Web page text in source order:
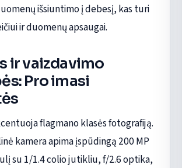
išsiuntimo į debesį, kas turi
ir duomenų apsaugai.
ir vaizdavimo
Pro imasi
flagmano klasės fotografiją.
kamera apima įspūdingą 200 MP
su 1/1.4 colio jutikliu, f/2.6 optika,